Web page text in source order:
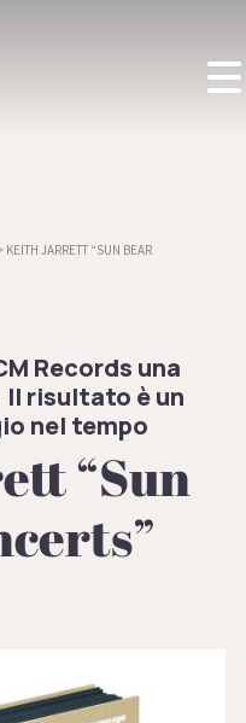
KEITH JARRETT “SUN BEAR
Records una
risultato è un
nel tempo
“Sun